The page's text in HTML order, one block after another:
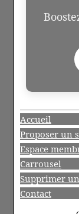
Accueil
Proposer un
Espace
Carrousel
Supprimer
Contact